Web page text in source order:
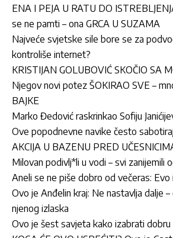
ENA I PEJA U RATU DO
se ne pamti – ona GRCA U SUZAMA
Najveće svjetske sile bore se za
kontroliše internet?
KRISTIJAN GOLUBOVIĆ SKOČIO SA
Njegov novi potez ŠOKIRAO SVE –
BAJKE
Marko Đedović raskrinkao Sofiju
Ove popodnevne navike često
AKCIJA U BAZENU PRED
Milovan podivlj*li u vodi – svi zanijemili
Aneli se ne piše dobro od večeras: Evo
Ovo je Anđelin kraj: Ne nastavlja dalje
njenog izlaska
Ovo je šest savjeta kako izabrati dobru